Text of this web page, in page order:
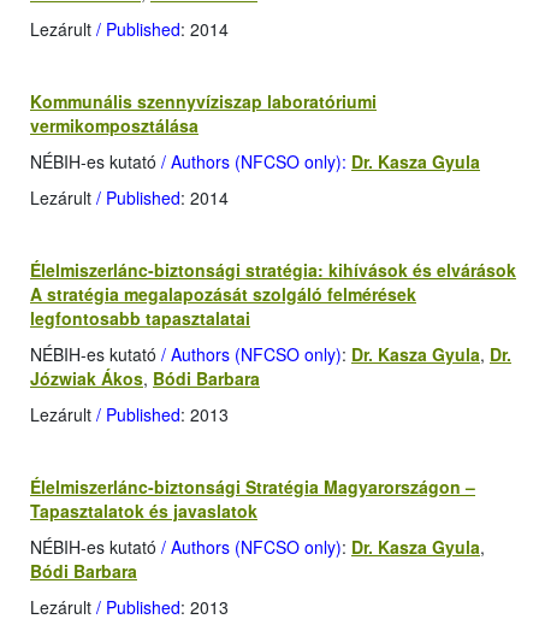
Lezárult / Published: 2014
Kommunális szennyvíziszap laboratóriumi
vermikomposztálása
NÉBIH-es kutató / Authors (NFCSO only): Dr. Kasza Gyula
Lezárult / Published: 2014
Élelmiszerlánc-biztonsági stratégia: kihívások és elvárások
A stratégia megalapozását szolgáló felmérések
legfontosabb tapasztalatai
NÉBIH-es kutató / Authors (NFCSO only): Dr. Kasza Gyula, Dr.
Józwiak Ákos, Bódi Barbara
Lezárult / Published: 2013
Élelmiszerlánc-biztonsági Stratégia Magyarországon –
Tapasztalatok és javaslatok
NÉBIH-es kutató / Authors (NFCSO only): Dr. Kasza Gyula,
Bódi Barbara
Lezárult / Published: 2013